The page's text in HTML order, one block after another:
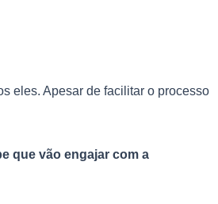
eles. Apesar de facilitar o processo
que vão engajar com a